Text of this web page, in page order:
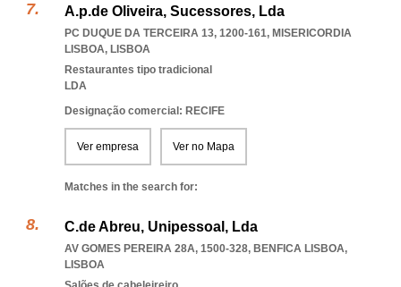
A.p.de Oliveira, Sucessores, Lda
PC DUQUE DA TERCEIRA 13, 1200-161, MISERICORDIA
LISBOA, LISBOA
Restaurantes tipo tradicional
LDA
Designação comercial: RECIFE
Ver empresa Ver no Mapa
Matches in the search for:
C.de Abreu, Unipessoal, Lda
AV GOMES PEREIRA 28A, 1500-328, BENFICA LISBOA,
LISBOA